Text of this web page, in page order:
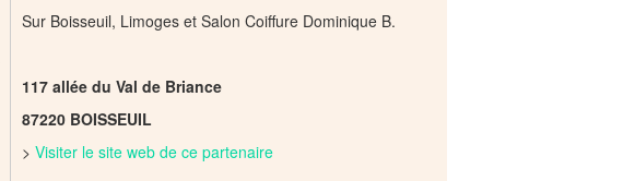
Sur Boisseuil, Limoges et Salon Coiffure Dominique B.
117 allée du Val de Briance
87220 BOISSEUIL
> Visiter le site web de ce partenaire